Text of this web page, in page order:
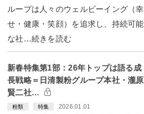
ループは人々のウェルビーイング（幸
せ・健康・笑顔）を追求し、持続可能
な社…続きを読む
新春特集第1部：26年トップは語る成
長戦略＝日清製粉グループ本社・瀧原
賢二社…
粉類 特集 2026.01.01